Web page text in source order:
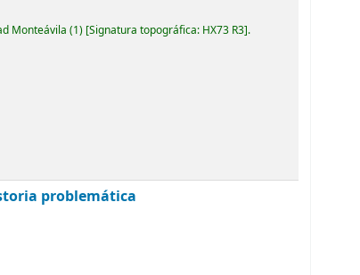
Monteávila (1) Signatura topográfica: HX73 R3 .
problemática